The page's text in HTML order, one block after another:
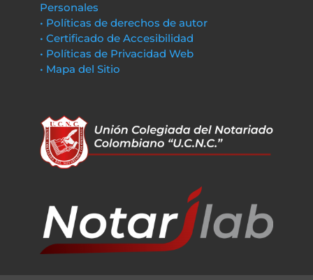
Personales
• Políticas de derechos de autor
• Certificado de Accesibilidad
• Políticas de Privacidad Web
• Mapa del Sitio